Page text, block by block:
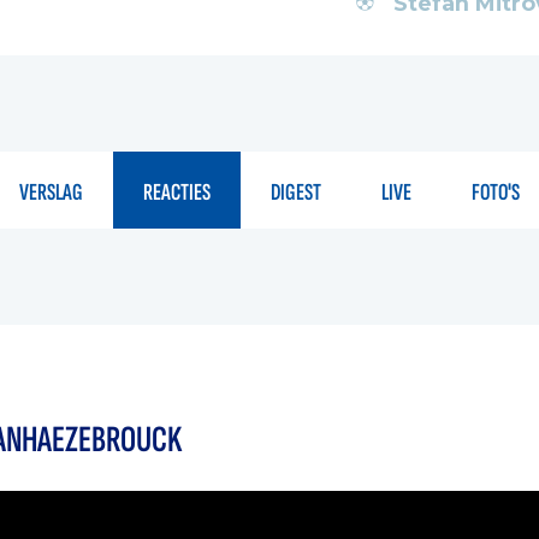
VERSLAG REACTIES DIGEST LIVE FOTO'S